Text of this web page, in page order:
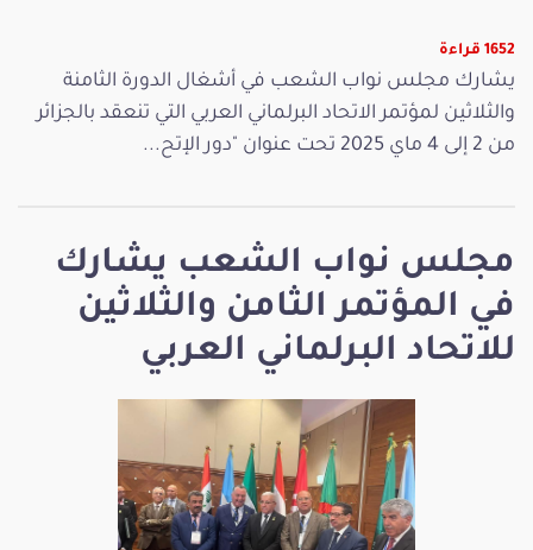
مجلس نواب الشعب يشارك
في المؤتمر الثامن والثلاثين
للاتحاد البرلماني العربي
1652 قراءة
يشارك مجلس نواب الشعب في أشغال الدورة الثامنة
والثلاثين لمؤتمر الاتحاد البرلماني العربي التي تنعقد بالجزائر
من 2 إلى 4 ماي 2025 تحت عنوان "دور الإتح...